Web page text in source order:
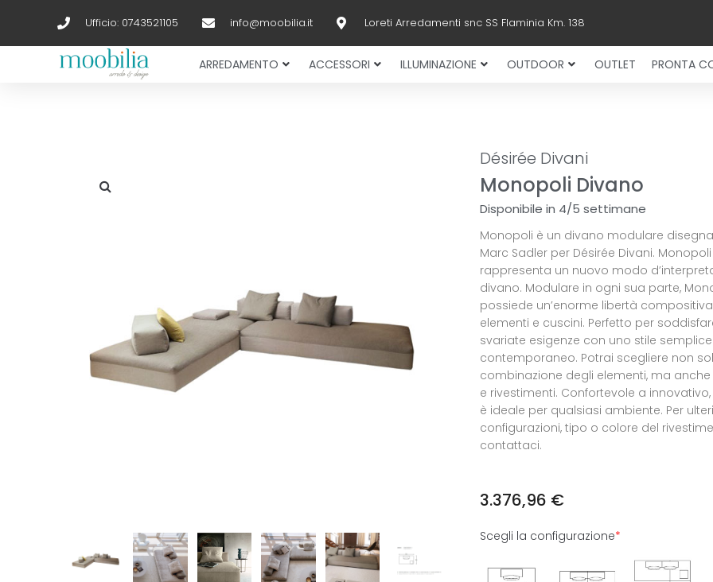
Ufficio: 0743521105 info@moobilia.it Loreti Arredamenti snc SS Flaminia Km. 138
ARREDAMENTO ACCESSORI ILLUMINAZIONE OUTDOOR OUTLET PRONTA
Désirée Divani
Monopoli Divano
Disponibile in 4/5 settimane
Monopoli è un divano modulare
Marc Sadler per Désirée Divani. Monopoli
rappresenta un nuovo modo
divano. Modulare in ogni sua parte,
possiede un’enorme libertà
elementi e cuscini. Perfetto per
svariate esigenze con uno stile
contemporaneo. Potrai scegliere non
combinazione degli elementi, ma
e rivestimenti. Confortevole a
è ideale per qualsiasi ambiente. Per
configurazioni, tipo o colore del
contattaci.
3.376,96 €
Scegli la configurazione*